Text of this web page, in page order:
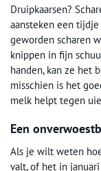
Druipkaarsen?
aansteken een
geworden scharen
knippen in fijn
handen, kan ze het
misschien is het
melk helpt tegen
Een
Als je wilt weten
valt, of het in